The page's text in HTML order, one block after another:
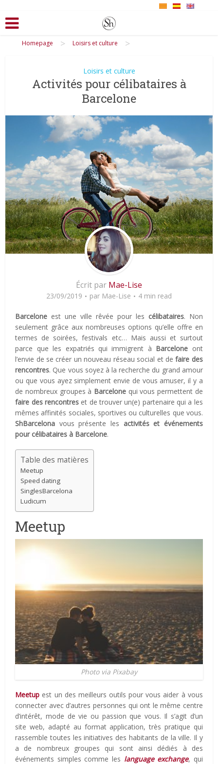
Homepage > Loisirs et culture >
Loisirs et culture
Activités pour célibataires à
Barcelone
Écrit par Mae-Lise
23/09/2019 par Mae-Lise 4 min read
Barcelone est une ville rêvée pour les célibataires. Non
seulement grâce aux nombreuses options qu’elle offre en
termes de soirées, festivals etc… Mais aussi et surtout
parce que les expatriés qui immigrent à Barcelone ont
l’envie de se créer un nouveau réseau social et defaire des
rencontres. Que vous soyez à la recherche du grand amour
ou que vous ayez simplement envie de vous amuser, il y a
de nombreux groupes à Barcelone qui vous permettent de
faire des rencontreset de trouver un(e) partenaire qui a les
mêmes affinités sociales, sportives ou culturelles que vous.
ShBarcelona vous présente les activités et événements
pour célibataires à Barcelone.
Table des matières
Meetup
Speed ​​dating
SinglesBarcelona
Ludicum
Meetup
Photo via Pixabay
Meetup est un des meilleurs outils pour vous aider à vous
connecter avec d’autres personnes qui ont le même centre
d’intérêt, mode de vie ou passion que vous. Il s’agit d’un
site web, adapté au format application, très pratique qui
rassemble toutes les initiatives des habitants de la ville. Il y
a de nombreux groupes qui sont ainsi dédiés à des
événements simples comme les language exchange, qui